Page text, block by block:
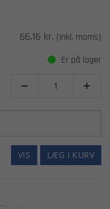
66,16 kr. (inkl. moms)
Er på lager
 
LÆG I KURV
VIS